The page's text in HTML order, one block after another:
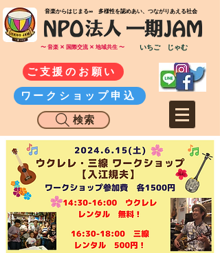
​音楽からはじまる∞ 多様性を認めあい、つながりあえる社会
〜 音楽 ✕ 国際交流 ✕ 地域共生 〜 いちご じゃむ
ご支援のお願い
ワークショップ申込
検索